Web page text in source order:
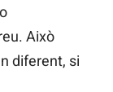
Això
diferent, si